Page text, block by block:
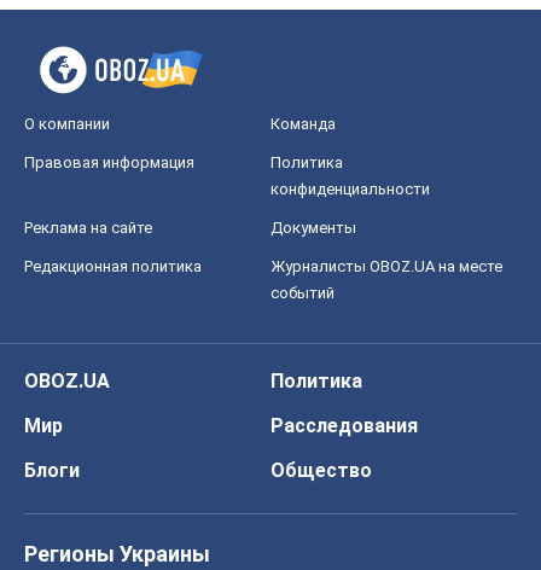
О компании Команда
Правовая информация
Политика
конфиденциальности
Реклама на сайте Документы
Редакционная политика
Журналисты OBOZ.UA на месте
событий
OBOZ.UA
Политика
Мир
Расследования
Блоги
Общество
Регионы Украины